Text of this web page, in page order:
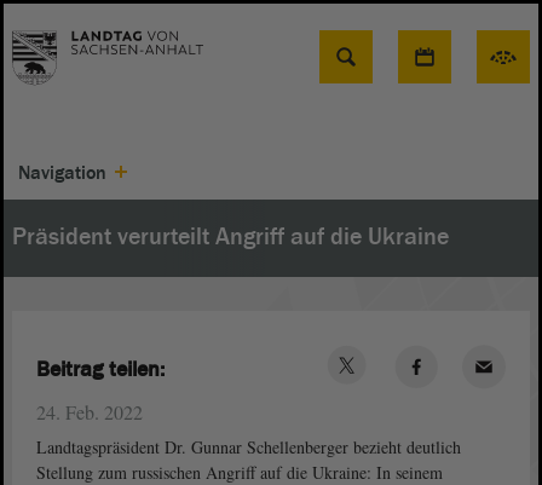
Suche
Navigation
Präsident verurteilt Angriff auf die Ukraine
24. Feb. 2022
Landtagspräsident Dr. Gunnar Schellenberger bezieht deutlich
Stellung zum russischen Angriff auf die Ukraine: In seinem
Beitrag teilen: